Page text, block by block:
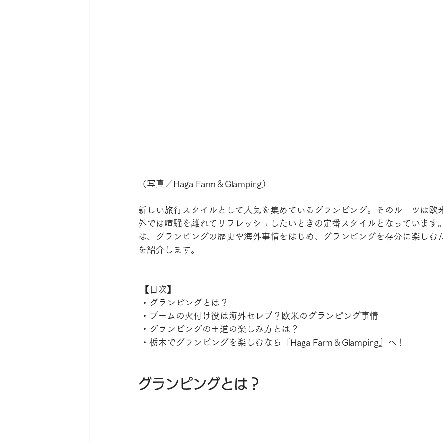
（写真／Haga Farm＆Glamping）
新しい旅行スタイルとして人気を集めているグランピング。そのルーツは欧
外では喧騒を離れてリフレッシュしたいときの定番スタイルとなっています
は、グランピングの歴史や海外事情をはじめ、グランピングを存分に楽しむ
を紹介します。
【目次】
・グランピングとは？
・ブームの火付け役は海外セレブ？欧米のグランピング事情
・グランピングの王道の楽しみ方とは？
・栃木でグランピングを楽しむなら『Haga Farm＆Glamping』へ！
グランピングとは？